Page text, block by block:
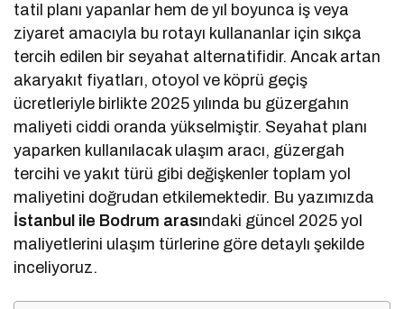
tatil planı yapanlar hem de yıl boyunca iş veya
ziyaret amacıyla bu rotayı kullananlar için sıkça
tercih edilen bir seyahat alternatifidir. Ancak artan
akaryakıt fiyatları, otoyol ve köprü geçiş
ücretleriyle birlikte 2025 yılında bu güzergahın
maliyeti ciddi oranda yükselmiştir. Seyahat planı
yaparken kullanılacak ulaşım aracı, güzergah
tercihi ve yakıt türü gibi değişkenler toplam yol
maliyetini doğrudan etkilemektedir. Bu yazımızda
İstanbul ile Bodrum arasındaki güncel 2025 yol
maliyetlerini ulaşım türlerine göre detaylı şekilde
inceliyoruz.